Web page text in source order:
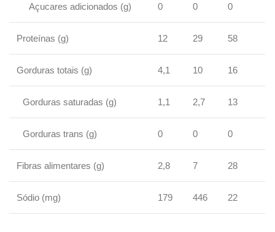
Açucares adicionados (g) 0 0 0
Proteínas (g) 12 29 58
Gorduras totais (g) 4,1 10 16
Gorduras saturadas (g) 1,1 2,7 13
Gorduras trans (g) 0 0 0
Fibras alimentares (g) 2,8 7 28
Sódio (mg) 179 446 22